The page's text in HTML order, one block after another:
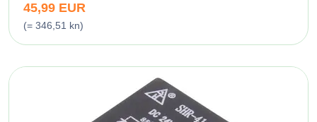
45,99 EUR
(= 346,51 kn)